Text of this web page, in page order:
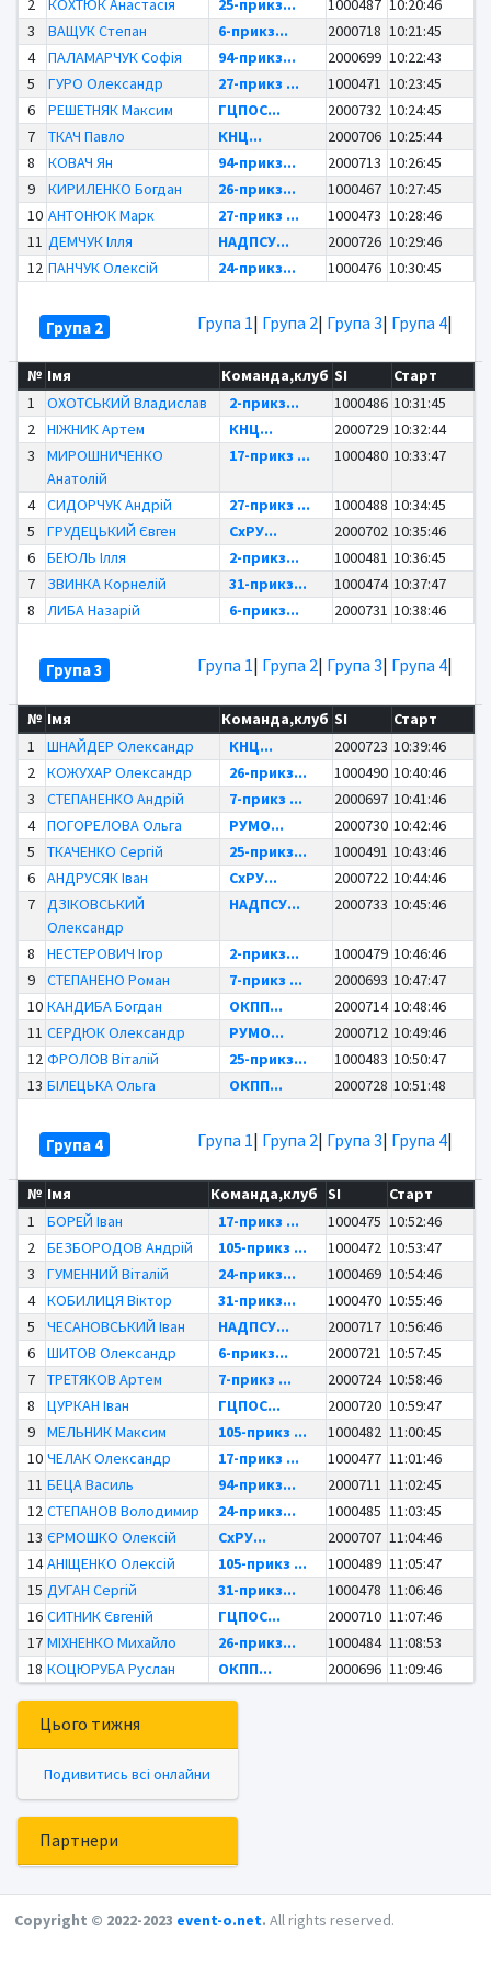
2
КОХТЮК Анастасія 25-прикз... 1000487 10:20:46
3
ВАЩУК Степан 6-прикз... 2000718 10:21:45
4
ПАЛАМАРЧУК Софія 94-прикз... 2000699 10:22:43
5
ГУРО Олександр 27-прикз ... 1000471 10:23:45
6
РЕШЕТНЯК Максим ГЦПОС... 2000732 10:24:45
7
ТКАЧ Павло КНЦ... 2000706 10:25:44
8
КОВАЧ Ян 94-прикз... 2000713 10:26:45
9
КИРИЛЕНКО Богдан 26-прикз... 1000467 10:27:45
10 АНТОНЮК Марк 27-прикз ... 1000473 10:28:46
11 ДЕМЧУК Ілля НАДПСУ... 2000726 10:29:46
12 ПАНЧУК Олексій 24-прикз... 1000476 10:30:45
Група 2 Група 1| Група 2| Група 3| Група 4|
№ Імя Команда,клуб SI
Старт
1
ОХОТСЬКИЙ Владислав 2-прикз... 1000486 10:31:45
2
НІЖНИК Артем КНЦ... 2000729 10:32:44
3
МИРОШНИЧЕНКО
Анатолій
17-прикз ... 1000480 10:33:47
4 СИДОРЧУК Андрій 27-прикз ... 1000488 10:34:45
5
ГРУДЕЦЬКИЙ Євген СхРУ... 2000702 10:35:46
6
БЕЮЛЬ Ілля 2-прикз... 1000481 10:36:45
7
ЗВИНКА Корнелій 31-прикз... 1000474 10:37:47
8
ЛИБА Назарій 6-прикз... 2000731 10:38:46
Група 3 Група 1| Група 2| Група 3| Група 4|
№ Імя Команда,клуб SI
Старт
1
ШНАЙДЕР Олександр КНЦ... 2000723 10:39:46
2
КОЖУХАР Олександр 26-прикз... 1000490 10:40:46
3
СТЕПАНЕНКО Андрій 7-прикз ... 2000697 10:41:46
4
ПОГОРЕЛОВА Ольга РУМО... 2000730 10:42:46
5
ТКАЧЕНКО Сергій 25-прикз... 1000491 10:43:46
6
АНДРУСЯК Іван СхРУ... 2000722 10:44:46
7
ДЗІКОВСЬКИЙ
Олександр
НАДПСУ... 2000733 10:45:46
8 НЕСТЕРОВИЧ Ігор 2-прикз... 1000479 10:46:46
9
СТЕПАНЕНО Роман 7-прикз ... 2000693 10:47:47
10 КАНДИБА Богдан ОКПП... 2000714 10:48:46
11 СЕРДЮК Олександр РУМО... 2000712 10:49:46
12 ФРОЛОВ Віталій 25-прикз... 1000483 10:50:47
13 БІЛЕЦЬКА Ольга ОКПП... 2000728 10:51:48
Група 4 Група 1| Група 2| Група 3| Група 4|
№ Імя Команда,клуб SI
Старт
1
БОРЕЙ Іван 17-прикз ... 1000475 10:52:46
2
БЕЗБОРОДОВ Андрій 105-прикз ... 1000472 10:53:47
3
ГУМЕННИЙ Віталій 24-прикз... 1000469 10:54:46
4
КОБИЛИЦЯ Віктор 31-прикз... 1000470 10:55:46
5
ЧЕСАНОВСЬКИЙ Іван НАДПСУ... 2000717 10:56:46
6
ШИТОВ Олександр 6-прикз... 2000721 10:57:45
7
ТРЕТЯКОВ Артем 7-прикз ... 2000724 10:58:46
8
ЦУРКАН Іван ГЦПОС... 2000720 10:59:47
9
МЕЛЬНИК Максим 105-прикз ... 1000482 11:00:45
10 ЧЕЛАК Олександр 17-прикз ... 1000477 11:01:46
11 БЕЦА Василь 94-прикз... 2000711 11:02:45
12 СТЕПАНОВ Володимир 24-прикз... 1000485 11:03:45
13 ЄРМОШКО Олексій СхРУ... 2000707 11:04:46
14 АНІЩЕНКО Олексій 105-прикз ... 1000489 11:05:47
15 ДУГАН Сергій 31-прикз... 1000478 11:06:46
16 СИТНИК Євгеній ГЦПОС... 2000710 11:07:46
17 МІХНЕНКО Михайло 26-прикз... 1000484 11:08:53
18 КОЦЮРУБА Руслан ОКПП... 2000696 11:09:46
Цього тижня
Подивитись всі онлайни
Партнери
Copyright © 2022-2023 event-o.net. All rights reserved.